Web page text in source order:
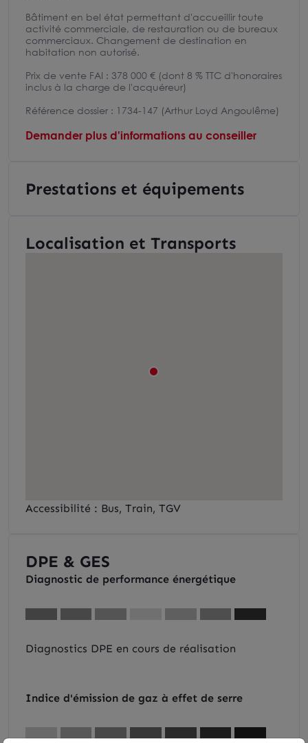
Bâtiment en bel état permettant d'accueillir toute
activité commerciale, de restauration ou de bureaux
commerciaux. Changement de destination en
habitation non autorisé.
Prix de vente FAI : 378 000 € (dont 8 % TTC d'honoraires
inclus à la charge de l'acquéreur)
Référence dossier : 1734-147 (Arthur Loyd Angoulême)
Demander plus d'informations au conseiller
Prestations et équipements
Localisation et Transports
Accessibilité : Bus, Train, TGV
DPE & GES
Diagnostic de performance énergétique
Diagnostics DPE en cours de réalisation
Indice d'émission de gaz à effet de serre